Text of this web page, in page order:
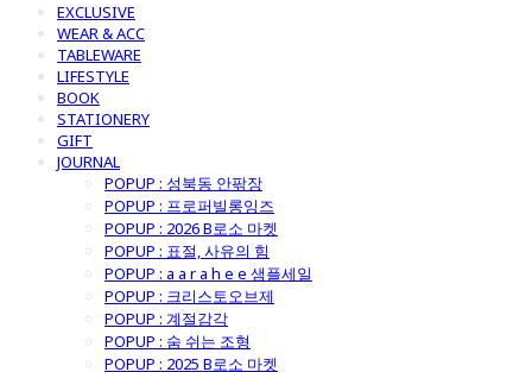
EXCLUSIVE
WEAR & ACC
TABLEWARE
LIFESTYLE
BOOK
STATIONERY
GIFT
JOURNAL
POPUP : 성북동 안팎장
POPUP : 프로퍼빌롱잉즈
POPUP : 2026 B로소 마켓
POPUP : 표절, 사유의 힘
POPUP : a a r a h e e 샘플세일
POPUP : 크리스토오브제
POPUP : 계절감각
POPUP : 숨 쉬는 조형
POPUP : 2025 B로소 마켓